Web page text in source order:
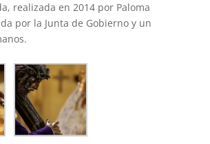
realizada en 2014 por Paloma
por la Junta de Gobierno y un